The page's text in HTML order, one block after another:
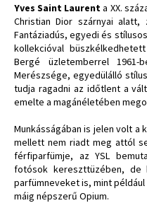
Yves Saint Laurenta XX.
Christian Dior szárnyai alatt,
Fantáziadús, egyedi és
kollekcióval
Bergé üzletemberrel
Merészsége, egyedülálló
tudja ragadni az időtlent a
emelte a magánéletében
Munkásságában is jelen volt
mellett nem riadt meg attól
férfiparfümje, az YSL
fotósok kereszttüzében, de
parfümneveket is, mint
máig népszerű Opium.